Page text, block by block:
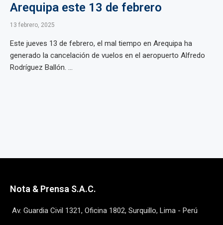
Arequipa este 13 de febrero
13 febrero, 2025
Este jueves 13 de febrero, el mal tiempo en Arequipa ha
generado la cancelación de vuelos en el aeropuerto Alfredo
Rodríguez Ballón. ...
Nota & Prensa S.A.C.
Av. Guardia Civil 1321, Oficina 1802, Surquillo, Lima - Perú